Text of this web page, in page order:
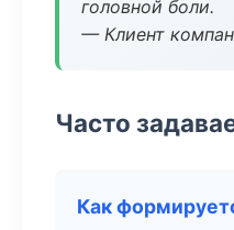
головной боли.
— Клиент
Часто
Как